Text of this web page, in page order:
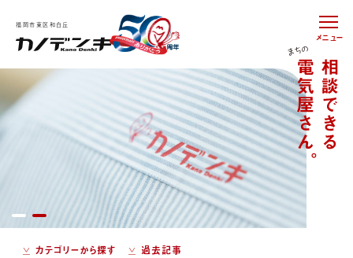
メニュー
福岡市東区和白丘
カテゴリーから探す 過去記事